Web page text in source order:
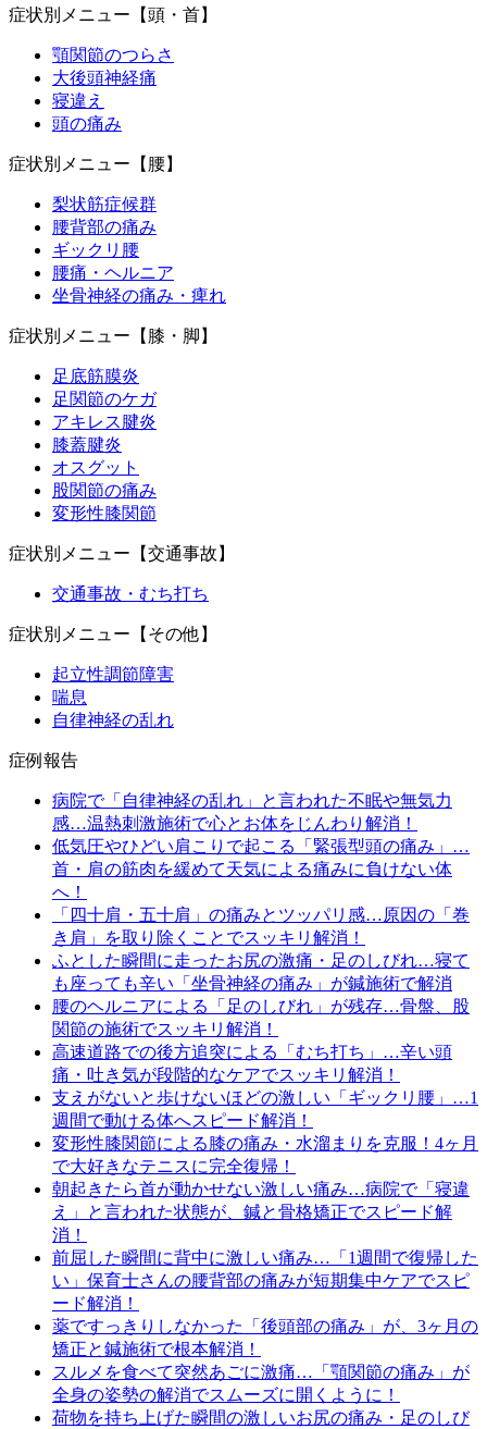
症状別メニュー【頭・首】
顎関節のつらさ
大後頭神経痛
寝違え
頭の痛み
症状別メニュー【腰】
梨状筋症候群
腰背部の痛み
ギックリ腰
腰痛・ヘルニア
坐骨神経の痛み・痺れ
症状別メニュー【膝・脚】
足底筋膜炎
足関節のケガ
アキレス腱炎
膝蓋腱炎
オスグット
股関節の痛み
変形性膝関節
症状別メニュー【交通事故】
交通事故・むち打ち
症状別メニュー【その他】
起立性調節障害
喘息
自律神経の乱れ
症例報告
病院で「自律神経の乱れ」と言われた不眠や無気力
感…温熱刺激施術で心とお体をじんわり解消！
低気圧やひどい肩こりで起こる「緊張型頭の痛み」…
首・肩の筋肉を緩めて天気による痛みに負けない体
へ！
「四十肩・五十肩」の痛みとツッパリ感…原因の「巻
き肩」を取り除くことでスッキリ解消！
ふとした瞬間に走ったお尻の激痛・足のしびれ…寝て
も座っても辛い「坐骨神経の痛み」が鍼施術で解消
腰のヘルニアによる「足のしびれ」が残存…骨盤、股
関節の施術でスッキリ解消！
高速道路での後方追突による「むち打ち」…辛い頭
痛・吐き気が段階的なケアでスッキリ解消！
支えがないと歩けないほどの激しい「ギックリ腰」…1
週間で動ける体へスピード解消！
変形性膝関節による膝の痛み・水溜まりを克服！4ヶ月
で大好きなテニスに完全復帰！
朝起きたら首が動かせない激しい痛み…病院で「寝違
え」と言われた状態が、鍼と骨格矯正でスピード解
消！
前屈した瞬間に背中に激しい痛み…「1週間で復帰した
い」保育士さんの腰背部の痛みが短期集中ケアでスピ
ード解消！
薬ですっきりしなかった「後頭部の痛み」が、3ヶ月の
矯正と鍼施術で根本解消！
スルメを食べて突然あごに激痛…「顎関節の痛み」が
全身の姿勢の解消でスムーズに開くように！
荷物を持ち上げた瞬間の激しいお尻の痛み・足のしび